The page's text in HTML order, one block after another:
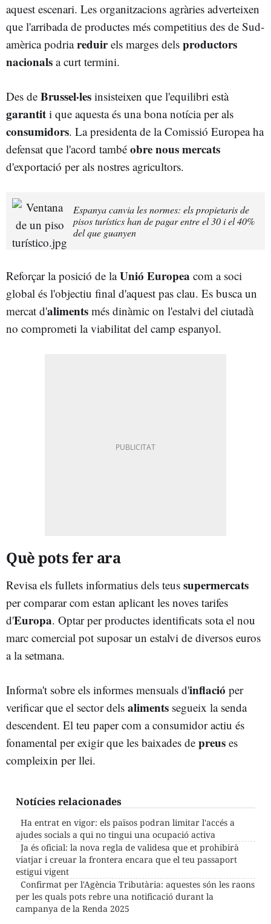
aquest escenari. Les organitzacions agràries adverteixen
que l'arribada de productes més competitius des de Sud-
amèrica podriareduirels marges dels productors
nacionals a curt termini.
Des de Brussel·les insisteixen que l'equilibri està
garantit i que aquesta és una bona notícia per als
consumidors. La presidenta de la Comissió Europea ha
defensat que l'acord també obre nous mercats
d'exportació per als nostres agricultors.
Espanya canvia les normes: els propietaris de
pisos turístics han de pagar entre el 30 i el 40%
del que guanyen
Reforçar la posició de laUnió Europea com a soci
global és l'objectiu final d'aquest pas clau. Es busca un
mercat d'aliments més dinàmic on l'estalvi del ciutadà
no comprometi la viabilitat del camp espanyol.
Què pots fer ara
Revisa els fullets informatius dels teus supermercats
per comparar com estan aplicant les noves tarifes
d'Europa. Optar per productes identificats sota el nou
marc comercial pot suposar un estalvi de diversos euros
a la setmana.
Informa't sobre els informes mensuals d'inflació per
verificar que el sector dels aliments segueix la senda
descendent. El teu paper com a consumidor actiu és
fonamental per exigir que les baixades de preus es
compleixin per llei.
Notícies relacionades
Ha entrat en vigor: els països podran limitar l'accés a
ajudes socials a qui no tingui una ocupació activa
Ja és oficial: la nova regla de validesa que et prohibirà
viatjar i creuar la frontera encara que el teu passaport
estigui vigent
Confirmat per l'Agència Tributària: aquestes són les raons
per les quals pots rebre una notificació durant la
campanya de la Renda 2025